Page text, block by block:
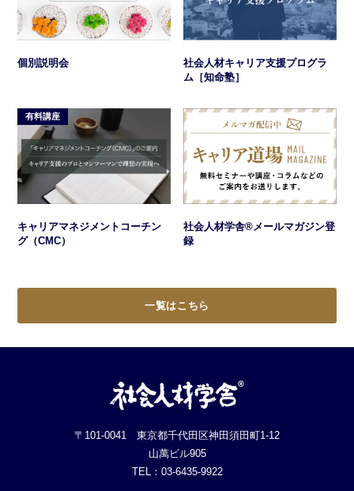
個別説明会
社会人材キャリア支援プログラ
ム［知命塾］
有料講座
キャリアマネジメントコーチン
グ（CMC）
社会人材学舎®メールマガジン登
録
一覧はこちら
〒101-0041 東京都千代田区神田須田町1-12
山萬ビル905
TEL：03-6435-9922